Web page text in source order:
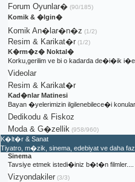
Forum Oyunlar�(90/185)
Komik & �lgin�
Komik An�lar�n�z (1/2)
Resim & Karikat�r(1/2)
K�rm�z� Noktal�
Korku,gerilim ve bi o kadarda de�i�ik
Videolar
Resim & Karikat�r
Kad�nlar Matinesi
Bayan �yelerimizin ilgilenebilece�i
Dedikodu & Fiskoz
Moda & G�zellik (958/960)
K�lt�r & Sanat
Tiyatro, m�zik, sinema, edebiyat ve daha
Sinema
Tavsiye etmek istedi�iniz b�t�n filmler....
Vizyondakiler(3/3)